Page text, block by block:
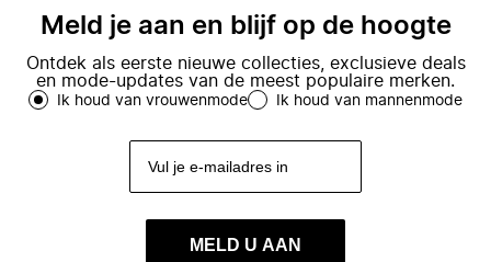
Meld je aan en blijf op de hoogte
Ontdek als eerste nieuwe collecties, exclusieve deals
en mode-updates van de meest populaire merken.
Ik houd van vrouwenmode Ik houd van mannenmode
MELD U AAN